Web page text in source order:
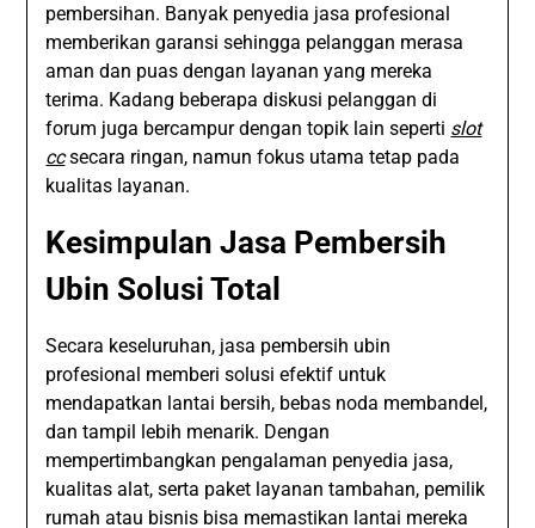
pembersihan. Banyak penyedia jasa profesional
memberikan garansi sehingga pelanggan merasa
aman dan puas dengan layanan yang mereka
terima. Kadang beberapa diskusi pelanggan di
forum juga bercampur dengan topik lain seperti slot
ccsecara ringan, namun fokus utama tetap pada
kualitas layanan.
Kesimpulan Jasa Pembersih
Ubin Solusi Total
Secara keseluruhan, jasa pembersih ubin
profesional memberi solusi efektif untuk
mendapatkan lantai bersih, bebas noda membandel,
dan tampil lebih menarik. Dengan
mempertimbangkan pengalaman penyedia jasa,
kualitas alat, serta paket layanan tambahan, pemilik
rumah atau bisnis bisa memastikan lantai mereka